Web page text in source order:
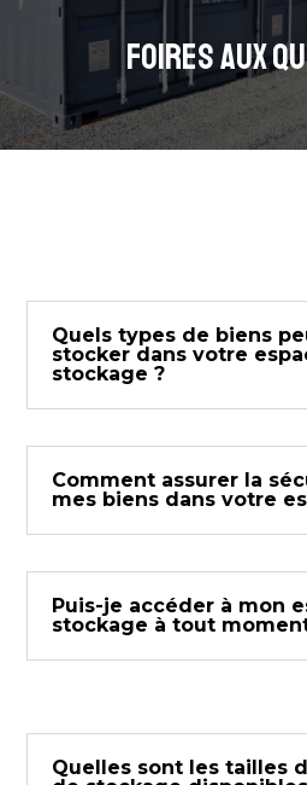
FOIRES AUX
Quels types de biens
stocker dans votre
stockage ?
Comment assurer la
mes biens dans votre
Puis-je accéder à mon
stockage à tout
Quelles sont les tailles